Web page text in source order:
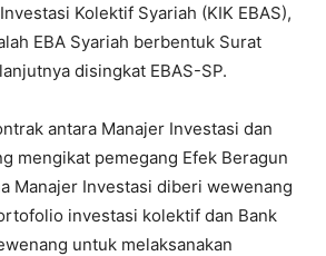
Kolektif Syariah (KIK EBAS),
EBA Syariah berbentuk Surat
disingkat EBAS-SP.
antara Manajer Investasi dan
mengikat pemegang Efek Beragun
Manajer Investasi diberi wewenang
investasi kolektif dan Bank
untuk melaksanakan